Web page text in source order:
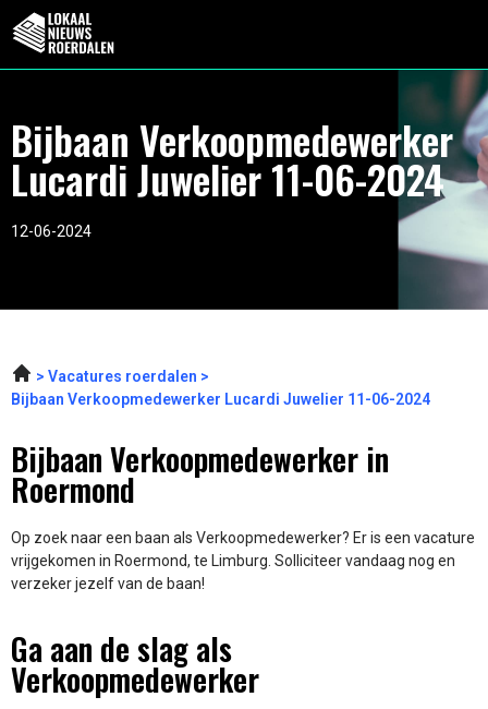
Bijbaan Verkoopmedewerker
Lucardi Juwelier 11-06-2024
12-06-2024
Vacatures roerdalen
Bijbaan Verkoopmedewerker Lucardi Juwelier 11-06-2024
Bijbaan Verkoopmedewerker in
Roermond
Op zoek naar een baan als Verkoopmedewerker? Er is een vacature
vrijgekomen in Roermond, te Limburg. Solliciteer vandaag nog en
verzeker jezelf van de baan!
Ga aan de slag als
Verkoopmedewerker